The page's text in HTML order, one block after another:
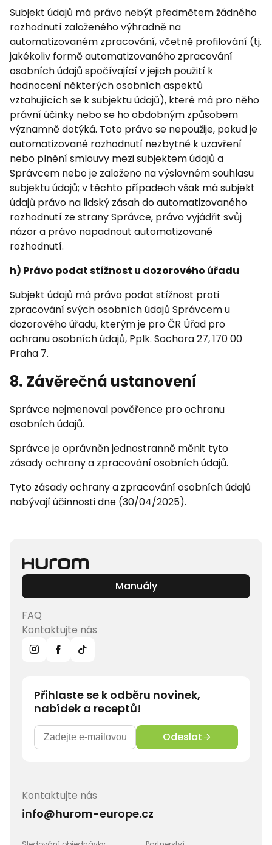
Subjekt údajů má právo nebýt předmětem žádného
rozhodnutí založeného výhradně na
automatizovaném zpracování, včetně profilování (tj.
jakékoliv formě automatizovaného zpracování
osobních údajů spočívající v jejich použití k
hodnocení některých osobních aspektů
vztahujících se k subjektu údajů), které má pro něho
právní účinky nebo se ho obdobným způsobem
významně dotýká. Toto právo se nepoužije, pokud je
automatizované rozhodnutí nezbytné k uzavření
nebo plnění smlouvy mezi subjektem údajů a
Správcem nebo je založeno na výslovném souhlasu
subjektu údajů; v těchto případech však má subjekt
údajů právo na lidský zásah do automatizovaného
rozhodnutí ze strany Správce, právo vyjádřit svůj
názor a právo napadnout automatizované
rozhodnutí.
h) Právo podat stížnost u dozorového úřadu
Subjekt údajů má právo podat stížnost proti
zpracování svých osobních údajů Správcem u
dozorového úřadu, kterým je pro ČR Úřad pro
ochranu osobních údajů, Pplk. Sochora 27, 170 00
Praha 7.
8. Závěrečná ustanovení
Správce nejmenoval pověřence pro ochranu
osobních údajů.
Správce je oprávněn jednostranně měnit tyto
zásady ochrany a zpracování osobních údajů.
Tyto zásady ochrany a zpracování osobních údajů
nabývají účinnosti dne (30/04/2025).
Manuály
FAQ
Kontaktujte nás
Přihlaste se k odběru novinek,
nabídek a receptů!
Odeslat
Kontaktujte nás
info@hurom-europe.cz